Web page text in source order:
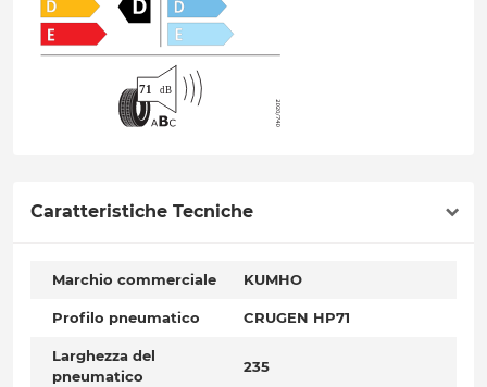
Caratteristiche Tecniche
Marchio commerciale KUMHO
Profilo pneumatico CRUGEN HP71
Larghezza del
pneumatico
235